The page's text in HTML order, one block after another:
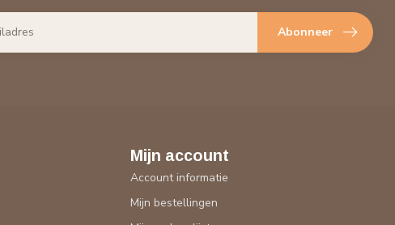
Abonneer
Mijn account
Account informatie
Mijn bestellingen